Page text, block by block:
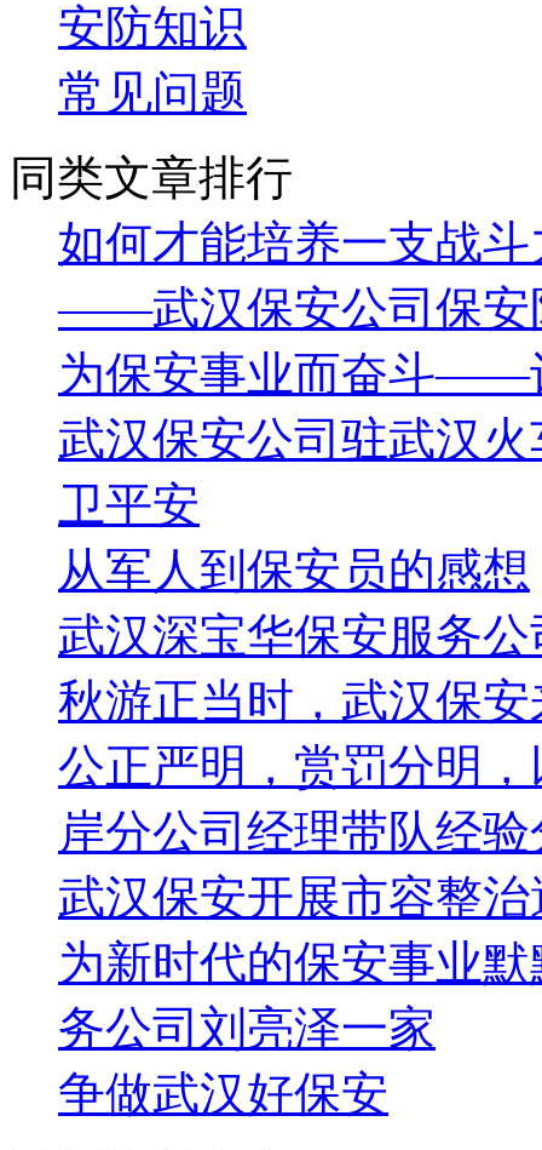
安防知识
常见问题
同类文章排行
如何才能培养一支战
——武汉保安公司保安
为保安事业而奋斗——
武汉保安公司驻武汉
卫平安
从军人到保安员的感想
武汉深宝华保安服务
秋游正当时，武汉保
公正严明，赏罚分明
岸分公司经理带队经
武汉保安开展市容整
为新时代的保安事业
务公司刘亮泽一家
争做武汉好保安